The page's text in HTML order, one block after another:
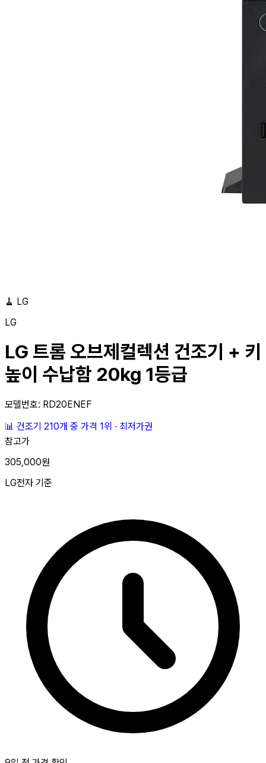
🧹 LG
LG
LG 트롬 오브제컬렉션 건조기 + 키
높이 수납함 20kg 1등급
모델번호: RD20ENEF
📊 건조기 210개 중 가격 1위 · 최저가권
참고가
305,000원
LG전자 기준